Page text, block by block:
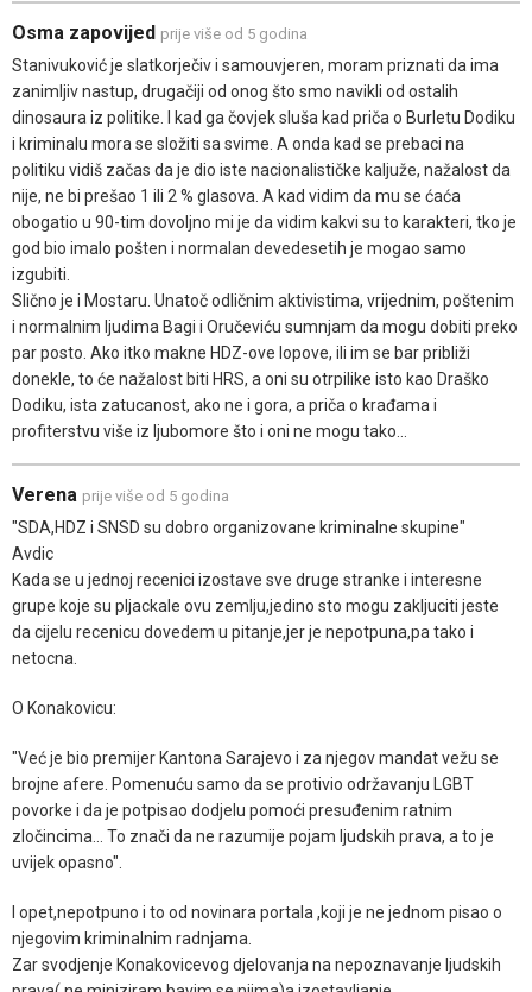
Osma zapovijed prije više od 5 godina
Stanivuković je slatkorječiv i samouvjeren, moram priznati da ima
zanimljiv nastup, drugačiji od onog što smo navikli od ostalih
dinosaura iz politike. I kad ga čovjek sluša kad priča o Burletu Dodiku
i kriminalu mora se složiti sa svime. A onda kad se prebaci na
politiku vidiš začas da je dio iste nacionalističke kaljuže, nažalost da
nije, ne bi prešao 1 ili 2 % glasova. A kad vidim da mu se ćaća
obogatio u 90-tim dovoljno mi je da vidim kakvi su to karakteri, tko je
god bio imalo pošten i normalan devedesetih je mogao samo
izgubiti.
Slično je i Mostaru. Unatoč odličnim aktivistima, vrijednim, poštenim
i normalnim ljudima Bagi i Oručeviću sumnjam da mogu dobiti preko
par posto. Ako itko makne HDZ-ove lopove, ili im se bar približi
donekle, to će nažalost biti HRS, a oni su otrpilike isto kao Draško
Dodiku, ista zatucanost, ako ne i gora, a priča o krađama i
profiterstvu više iz ljubomore što i oni ne mogu tako...
Verena prije više od 5 godina
"SDA,HDZ i SNSD su dobro organizovane kriminalne skupine"
Avdic
Kada se u jednoj recenici izostave sve druge stranke i interesne
grupe koje su pljackale ovu zemlju,jedino sto mogu zakljuciti jeste
da cijelu recenicu dovedem u pitanje,jer je nepotpuna,pa tako i
netocna.
O Konakovicu:
"Već je bio premijer Kantona Sarajevo i za njegov mandat vežu se
brojne afere. Pomenuću samo da se protivio održavanju LGBT
povorke i da je potpisao dodjelu pomoći presuđenim ratnim
zločincima… To znači da ne razumije pojam ljudskih prava, a to je
uvijek opasno".
I opet,nepotpuno i to od novinara portala ,koji je ne jednom pisao o
njegovim kriminalnim radnjama.
Zar svodjenje Konakovicevog djelovanja na nepoznavanje ljudskih